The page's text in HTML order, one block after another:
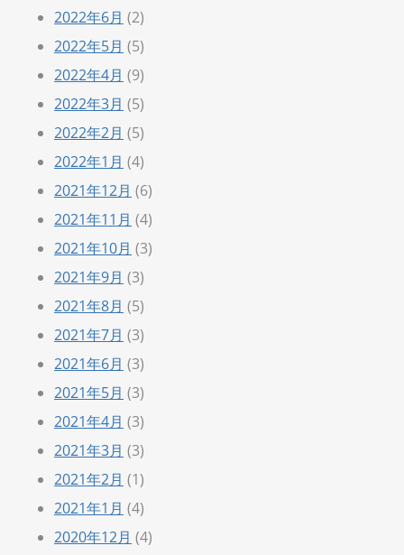
2022年6月 (2)
2022年5月 (5)
2022年4月 (9)
2022年3月 (5)
2022年2月 (5)
2022年1月 (4)
2021年12月 (6)
2021年11月 (4)
2021年10月 (3)
2021年9月 (3)
2021年8月 (5)
2021年7月 (3)
2021年6月 (3)
2021年5月 (3)
2021年4月 (3)
2021年3月 (3)
2021年2月 (1)
2021年1月 (4)
2020年12月 (4)